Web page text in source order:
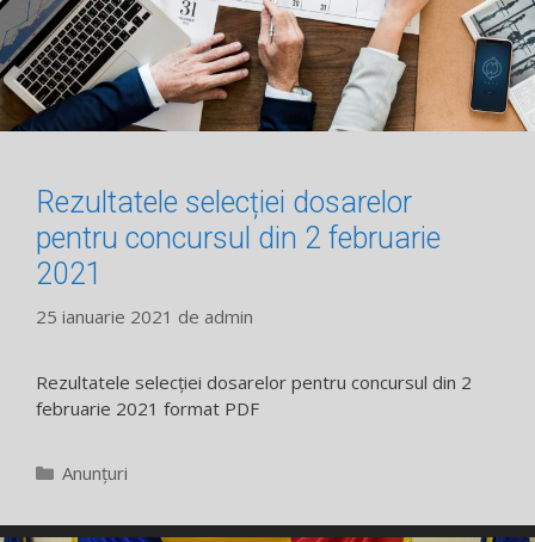
Rezultatele selecției dosarelor
pentru concursul din 2 februarie
2021
25 ianuarie 2021 de admin
Rezultatele selecției dosarelor pentru concursul din 2
februarie 2021 format PDF
Categorii
Anunțuri